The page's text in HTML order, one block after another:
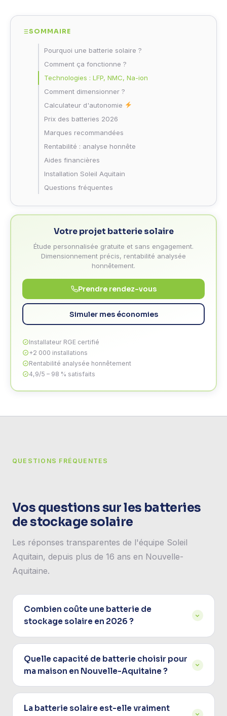
SOMMAIRE
Pourquoi une batterie solaire ?
Comment ça fonctionne ?
Technologies : LFP, NMC, Na-ion
Comment dimensionner ?
Calculateur d'autonomie
Prix des batteries 2026
Marques recommandées
Rentabilité : analyse honnête
Aides financières
Installation Soleil Aquitain
Questions fréquentes
Votre projet batterie solaire
Étude personnalisée gratuite et sans engagement.
Dimensionnement précis, rentabilité analysée
honnêtement.
Prendre rendez-vous
Simuler mes économies
Installateur RGE certifié
+2 000 installations
Rentabilité analysée honnêtement
4,9/5 – 98 % satisfaits
QUESTIONS FRÉQUENTES
Vos questions sur les batteries
de stockage solaire
Les réponses transparentes de l'équipe Soleil
Aquitain, depuis plus de 16 ans en Nouvelle-
Aquitaine.
Combien coûte une batterie de
stockage solaire en 2026 ?
coûte entre3 500 € (5 kWh)et 18 000 € (20
selon la capacité et la marque. Le prix moyen
en Nouvelle-Aquitaine est de800 à 1 000 €/kWh
installé (technologie LFP). Ce tarif inclut la batterie,
Quelle capacité de batterie choisir pour
ma maison en Nouvelle-Aquitaine ?
La batterie solaire est-elle vraiment